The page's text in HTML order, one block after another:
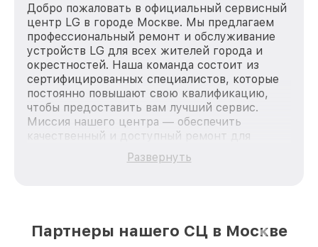
Добро пожаловать в официальный сервисный
центр LG в городе Москве. Мы предлагаем
профессиональный ремонт и обслуживание
устройств LG для всех жителей города и
окрестностей. Наша команда состоит из
сертифицированных специалистов, которые
постоянно повышают свою квалификацию,
чтобы предоставить вам лучший сервис.
Миссия нашего центра — обеспечить
качественный и доступный ремонт для
каждого пользователя продукции LG, вне
зависимости от сложности поломки. Мы
Москве, постоянно повышая уровень доверия
Развернуть
Партнеры нашего СЦ в Москве